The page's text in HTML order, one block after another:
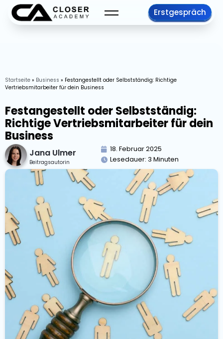
Erstgespräch
Startseite » Business » Festangestellt oder Selbstständig: Richtige
Vertriebsmitarbeiter für dein Business
Festangestellt oder Selbstständig:
Richtige Vertriebsmitarbeiter für dein
Business
Jana Ulmer
Beitragsautorin
18. Februar 2025
Lesedauer: 3 Minuten